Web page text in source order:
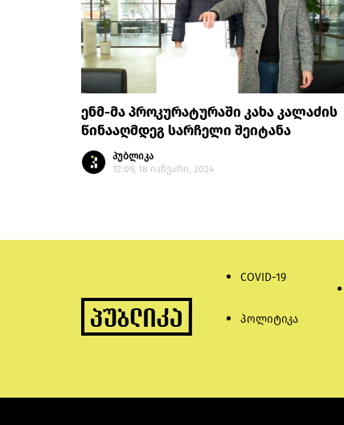
ენმ-მა პროკურატურაში კახა კალაძის
წინააღმდეგ სარჩელი შეიტანა
პუბლიკა
12:09, 18 იანვარი, 2024
COVID-19
პოლიტიკა